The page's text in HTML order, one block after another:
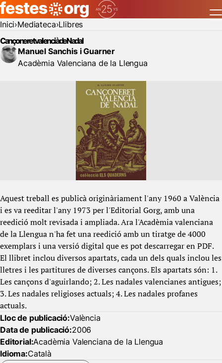
Inici Mediateca Llibres
Cançoneret valencià de Nadal
Manuel Sanchis i Guarner
Acadèmia Valenciana de la Llengua
Aquest treball es publicà originàriament l'any 1960 a València
i es va reeditar l'any 1973 per l'Editorial Gorg, amb una
reedició molt revisada i ampliada. Ara l'Acadèmia valenciana
de la Llengua n'ha fet una reedició amb un tiratge de 4000
exemplars i una versió digital que es pot descarregar en PDF.
El llibret inclou diversos apartats, cada un dels quals inclou les
lletres i les partitures de diverses cançons. Els apartats són: 1.
Les cançons d'aguirlando; 2. Les nadales valencianes antigues;
3. Les nadales religioses actuals; 4. Les nadales profanes
actuals.
Lloc de publicació:València
Data de publicació:2006
Editorial:Acadèmia Valenciana de la Llengua
Idioma:Català